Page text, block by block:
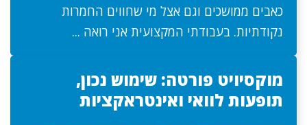
כאבים ממושכים וגם אצל מי שחווים החמרות
נקודתיות. בעבודתי המקצועית אני רואה ...
מוקסיויט פורטה: שימוש נכון,
תופעות לוואי ואינטראקציות